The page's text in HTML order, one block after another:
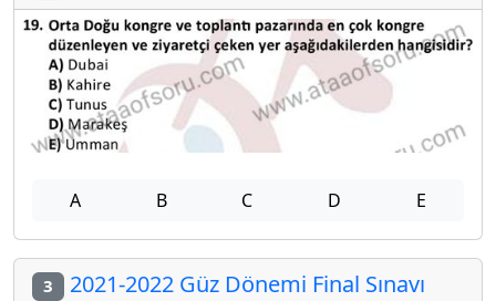
A B C D E
3 2021-2022 Güz Dönemi Final Sınavı